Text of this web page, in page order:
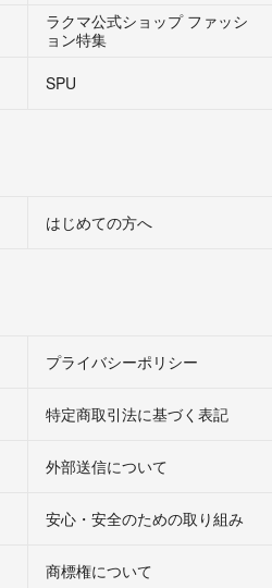
ラクマ公式ショップ ファッシ
ョン特集
SPU
はじめての方へ
プライバシーポリシー
特定商取引法に基づく表記
外部送信について
安心・安全のための取り組み
商標権について